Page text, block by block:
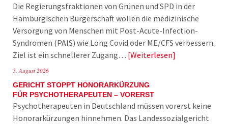
Die Regierungsfraktionen von Grünen und SPD in der
Hamburgischen Bürgerschaft wollen die medizinische
Versorgung von Menschen mit Post-Acute-Infection-
Syndromen (PAIS) wie Long Covid oder ME/CFS verbessern.
Ziel ist ein schnellerer Zugang… Weiterlesen
5. August 2026
GERICHT STOPPT HONORARKÜRZUNG
FÜR PSYCHOTHERAPEUTEN – VORERST
Psychotherapeuten in Deutschland müssen vorerst keine
Honorarkürzungen hinnehmen. Das Landessozialgericht